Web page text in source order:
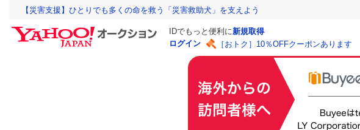
【災害支援】ひとりでも多くの命を救う「災害救助犬」を支えよう
IDでもっと便利に新規取得
ログイン
［おトク］10％OFFクーポンあります